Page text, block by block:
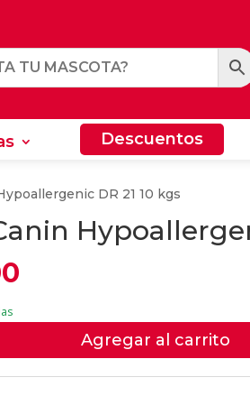
Descuentos
DR 21 10 kgs
Agregar al carrito